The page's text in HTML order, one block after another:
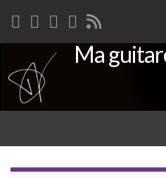
Search for:
Ma